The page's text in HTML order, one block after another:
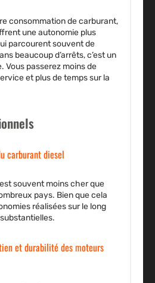
consommation de carburant,
une autonomie plus
parcourent souvent de
beaucoup d’arrêts, c’est un
Vous passerez moins de
et plus de temps sur la
carburant diesel
est souvent moins cher que
pays. Bien que cela
réalisées sur le long
et durabilité des moteurs